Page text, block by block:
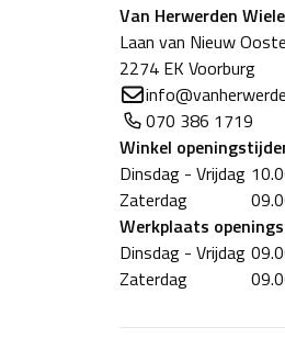
Van Herwerden
Laan van Nieuw
2274 EK Voorburg
070 386 1719
Winkel
Dinsdag - Vrijdag
Zaterdag
Werkplaats
Dinsdag - Vrijdag
Zaterdag